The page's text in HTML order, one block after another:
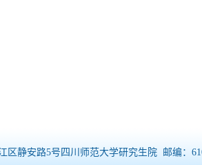
区静安路5号四川师范大学研究生院 邮编：